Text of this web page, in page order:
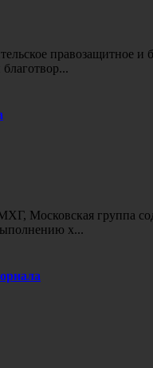
правозащитное
Московская группа
х...